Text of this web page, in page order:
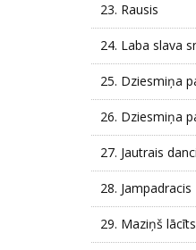
23. Rausis
24. Laba slava
25. Dziesmiņa
26. Dziesmiņa
27. Jautrais
28. Jampadracis
29. Maziņš